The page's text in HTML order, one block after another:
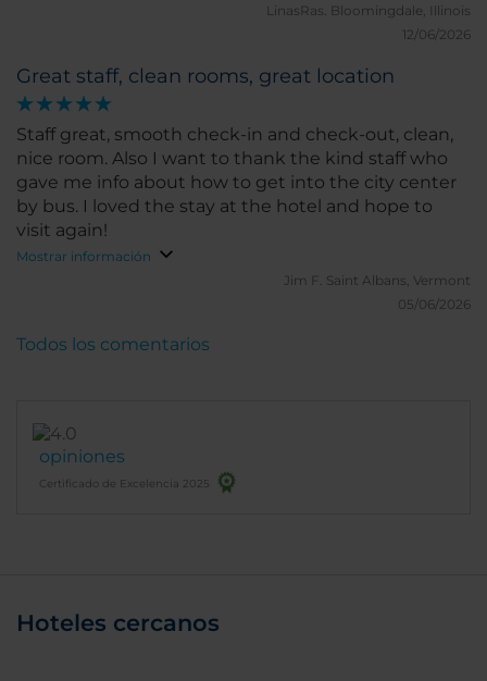
LinasRas. Bloomingdale, Illinois
12/06/2026
Great staff, clean rooms, great location
Staff great, smooth check-in and check-out, clean,
nice room. Also I want to thank the kind staff who
gave me info about how to get into the city center
by bus. I loved the stay at the hotel and hope to
visit again!
Mostrar información
Jim F. Saint Albans, Vermont
05/06/2026
opiniones
Certificado de Excelencia 2025
Todos los comentarios
Hoteles cercanos